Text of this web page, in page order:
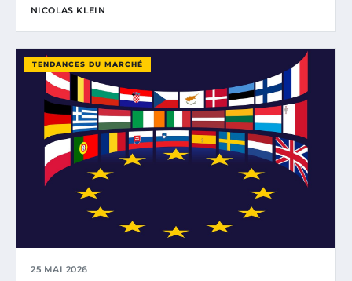
NICOLAS KLEIN
TENDANCES DU MARCHÉ
25 MAI 2026